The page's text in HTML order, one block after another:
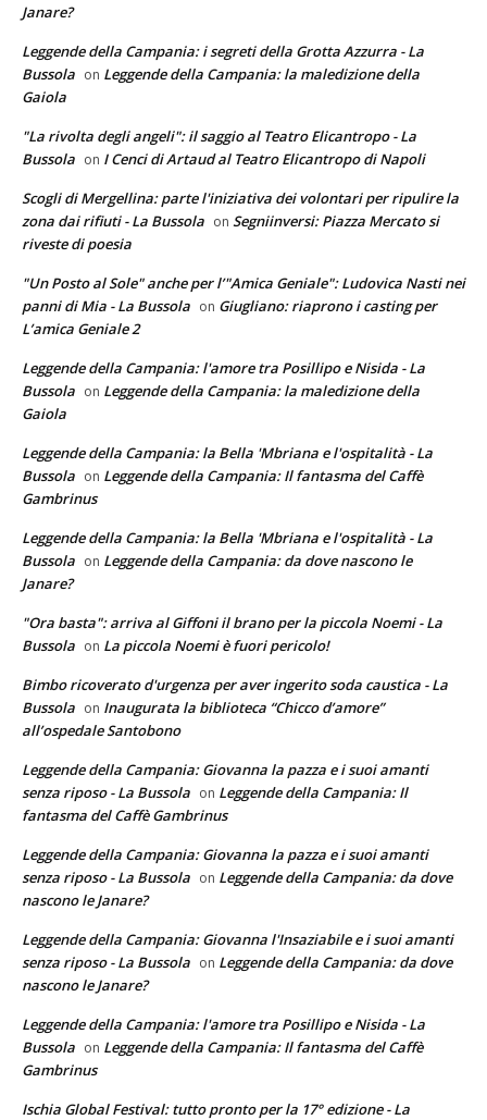
Janare?
Leggende della Campania: i segreti della Grotta Azzurra - La
Bussola on Leggende della Campania: la maledizione della
Gaiola
"La rivolta degli angeli": il saggio al Teatro Elicantropo - La
Bussola on I Cenci di Artaud al Teatro Elicantropo di Napoli
Scogli di Mergellina: parte l'iniziativa dei volontari per ripulire la
zona dai rifiuti - La Bussola on Segniinversi: Piazza Mercato si
riveste di poesia
"Un Posto al Sole" anche per l’"Amica Geniale": Ludovica Nasti nei
panni di Mia - La Bussola on Giugliano: riaprono i casting per
L’amica Geniale 2
Leggende della Campania: l'amore tra Posillipo e Nisida - La
Bussola on Leggende della Campania: la maledizione della
Gaiola
Leggende della Campania: la Bella 'Mbriana e l'ospitalità - La
Bussola on Leggende della Campania: Il fantasma del Caffè
Gambrinus
Leggende della Campania: la Bella 'Mbriana e l'ospitalità - La
Bussola on Leggende della Campania: da dove nascono le
Janare?
"Ora basta": arriva al Giffoni il brano per la piccola Noemi - La
Bussola on La piccola Noemi è fuori pericolo!
Bimbo ricoverato d'urgenza per aver ingerito soda caustica - La
Bussola on Inaugurata la biblioteca “Chicco d’amore”
all’ospedale Santobono
Leggende della Campania: Giovanna la pazza e i suoi amanti
senza riposo - La Bussola on Leggende della Campania: Il
fantasma del Caffè Gambrinus
Leggende della Campania: Giovanna la pazza e i suoi amanti
senza riposo - La Bussola on Leggende della Campania: da dove
nascono le Janare?
Leggende della Campania: Giovanna l'Insaziabile e i suoi amanti
senza riposo - La Bussola on Leggende della Campania: da dove
nascono le Janare?
Leggende della Campania: l'amore tra Posillipo e Nisida - La
Bussola on Leggende della Campania: Il fantasma del Caffè
Gambrinus
Ischia Global Festival: tutto pronto per la 17° edizione - La